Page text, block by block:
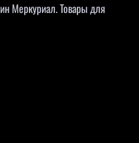
Меркуриал. Товары для